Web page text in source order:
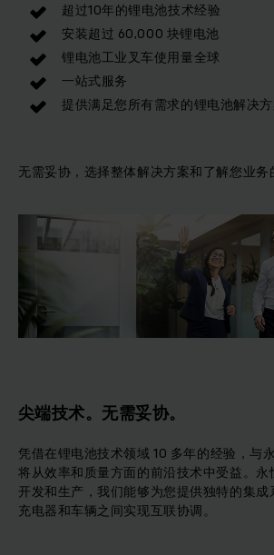
超过10年的锂电池技术经验
安装超过 60,000 块锂电池
锂电池工业叉车使用量全球
一站式服务
提供满足您所有需求的锂电池解决
无需妥协，选择整体解决方案和了解您业务
尖端技术。无需妥协。
凭借在锂电池技术领域 10 多年的经验，与
将从效率和质量方面的前沿技术中受益。永
开发和生产，我们能够为您提供独特的集成
充电器和车辆之间实现互联协调。